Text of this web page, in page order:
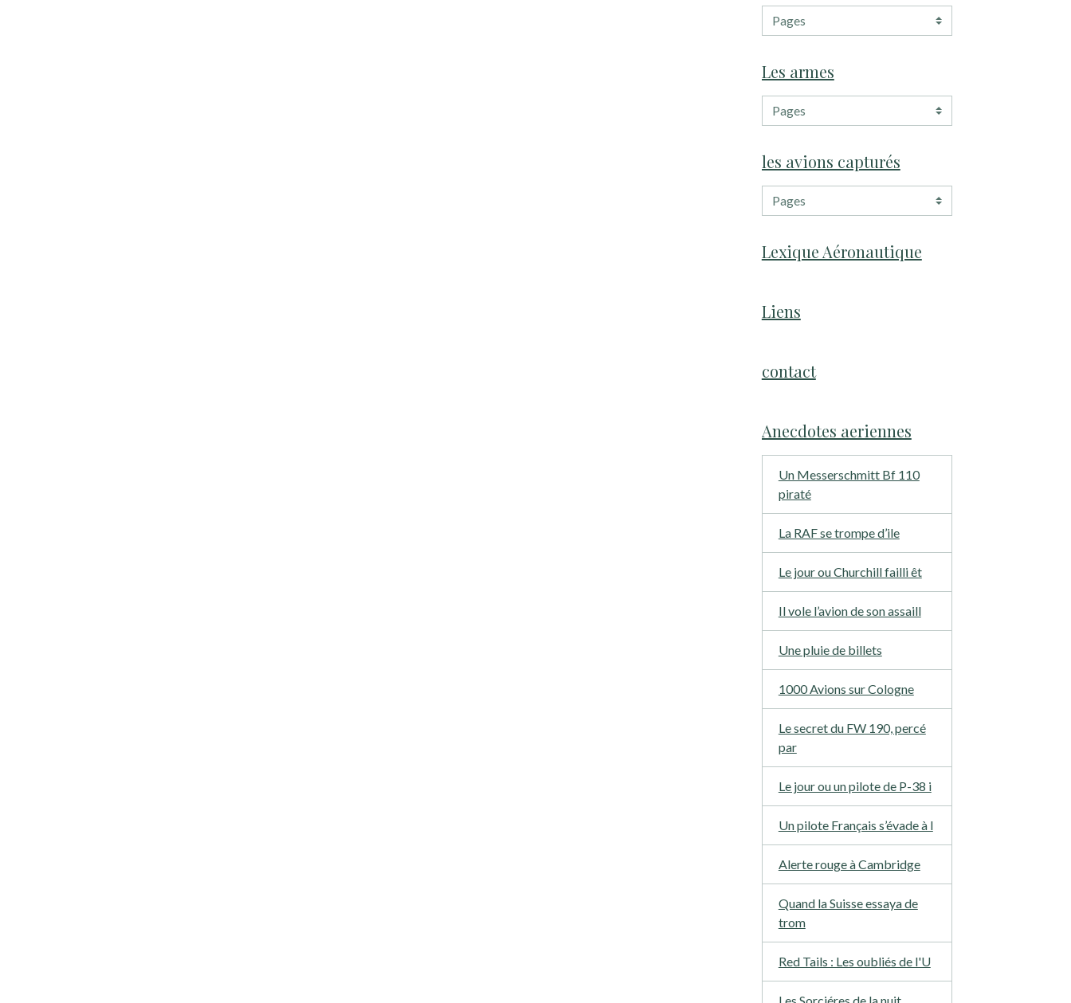
Les armes
les avions capturés
Lexique Aéronautique
Liens
contact
Anecdotes aeriennes
Un Messerschmitt Bf 110
piraté
La RAF se trompe d’ile
Le jour ou Churchill failli êt
Il vole l’avion de son assaill
Une pluie de billets
1000 Avions sur Cologne
Le secret du FW 190, percé
par
Le jour ou un pilote de P-38 i
Un pilote Français s’évade à l
Alerte rouge à Cambridge
Quand la Suisse essaya de
trom
Red Tails : Les oubliés de l'U